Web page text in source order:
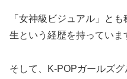
「女神級ビジュアル」と
生という経歴を持っていま
そして、K-POPガールズ